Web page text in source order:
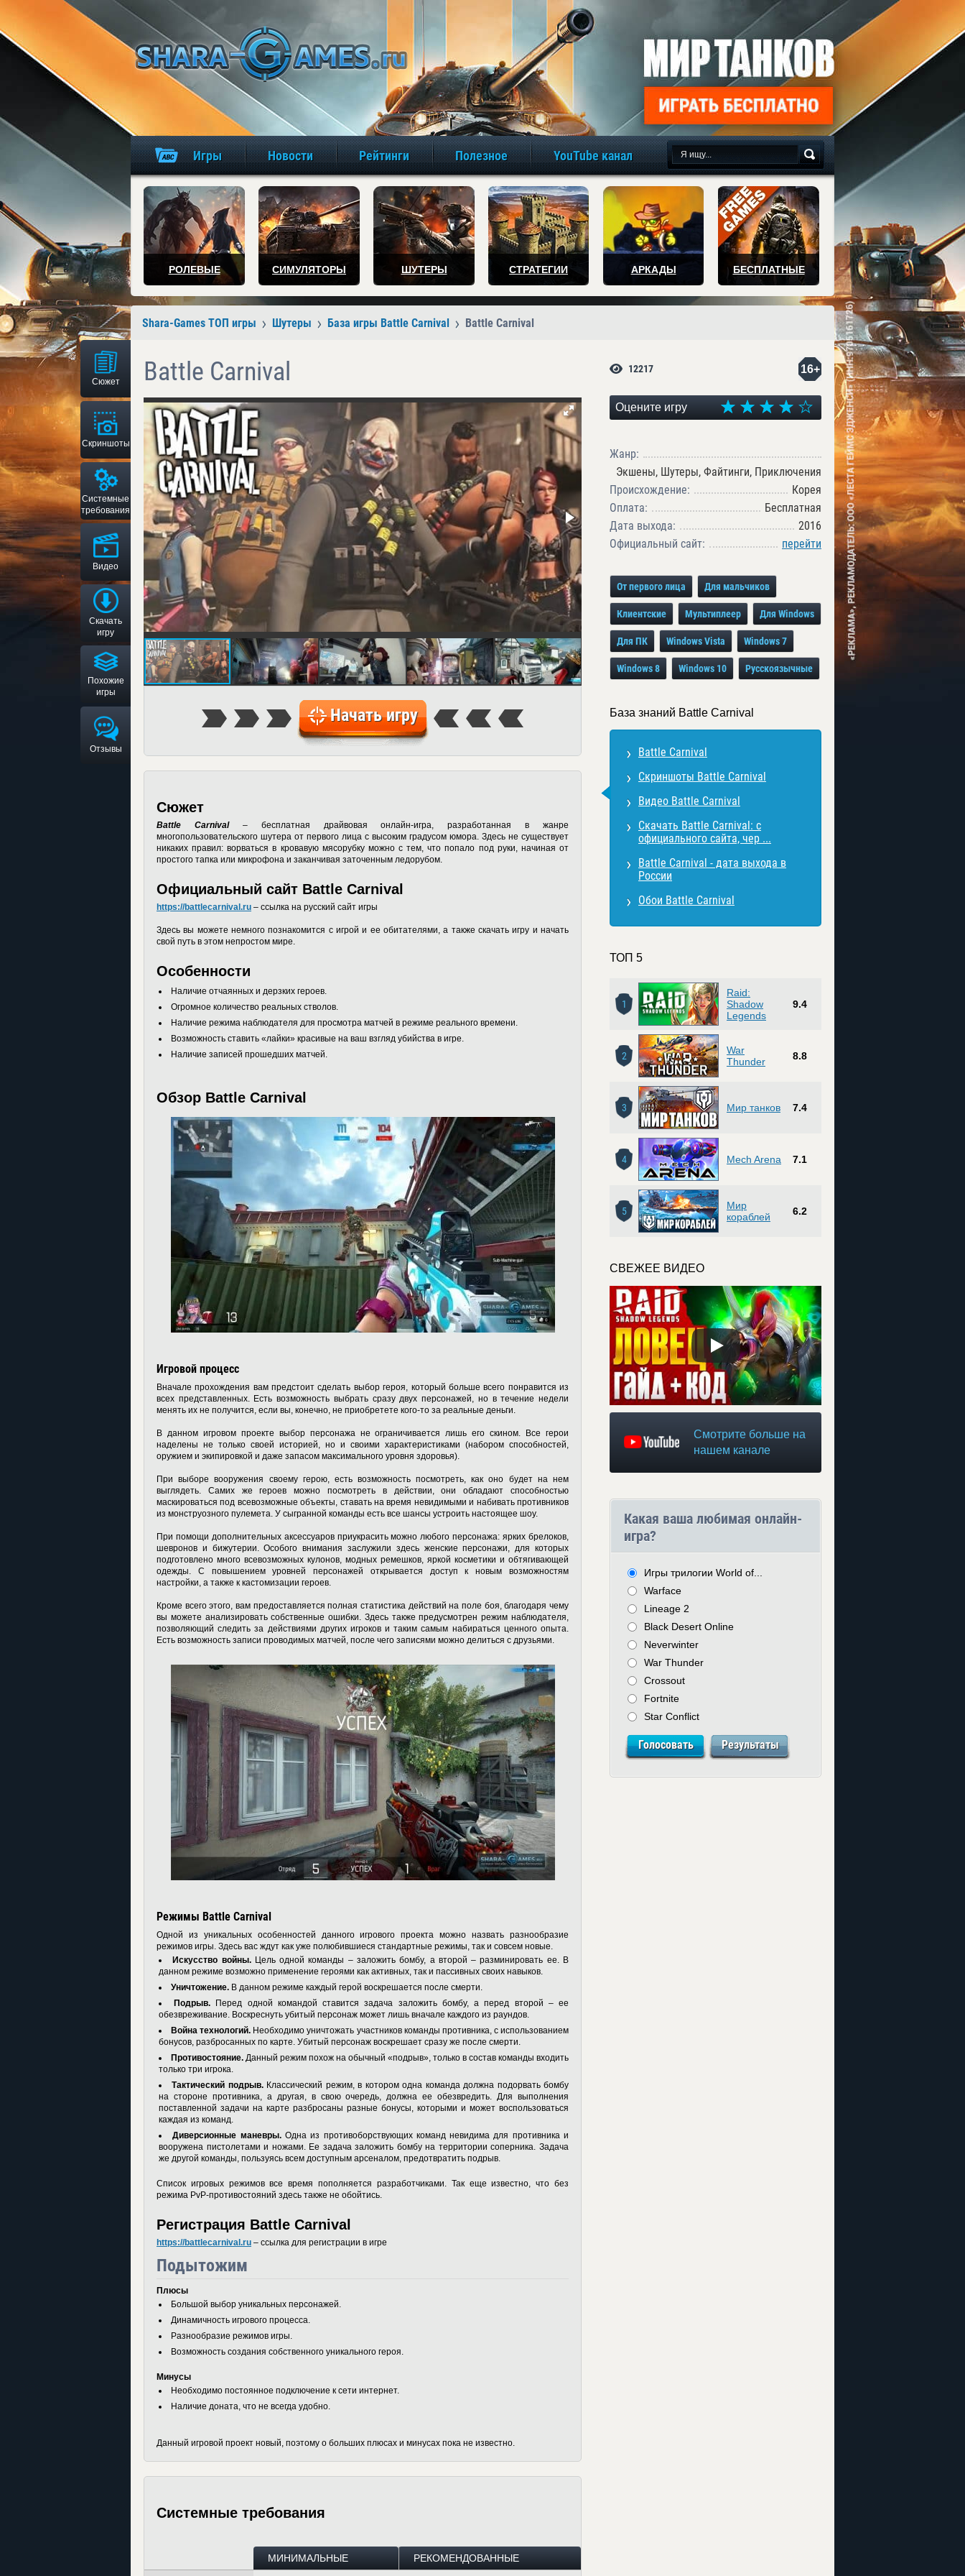
игры онлайн бесплатно
Игры Новости Рейтинги Полезное YouTube канал
РОЛЕВЫЕ СИМУЛЯТОРЫ ШУТЕРЫ СТРАТЕГИИ АРКАДЫ БЕСПЛАТНЫЕ
Shara-Games ТОП игры Шутеры База игры Battle Carnival Battle Carnival
Сюжет
Скриншоты
Системные
требования
Видео
Скачать
игру
Похожие
игры
Отзывы
Battle Carnival
Начать игру
Сюжет
Battle Carnival– бесплатная драйвовая онлайн-игра, разработанная в жанре
многопользовательского шутера от первого лица с высоким градусом юмора. Здесь не существует
никаких правил: ворваться в кровавую мясорубку можно с тем, что попало под руки, начиная от
простого тапка или микрофона и заканчивая заточенным ледорубом.
Официальный сайт Battle Carnival
https://battlecarnival.ru – ссылка на русский сайт игры
Здесь вы можете немного познакомится с игрой и ее обитателями, а также скачать игру и начать
свой путь в этом непростом мире.
Особенности
Наличие отчаянных и дерзких героев.
Огромное количество реальных стволов.
Наличие режима наблюдателя для просмотра матчей в режиме реального времени.
Возможность ставить «лайки» красивые на ваш взгляд убийства в игре.
Наличие записей прошедших матчей.
Обзор Battle Carnival
Игровой процесс
Вначале прохождения вам предстоит сделать выбор героя, который больше всего понравится из
всех представленных. Есть возможность выбрать сразу двух персонажей, но в течение недели
менять их не получится, если вы, конечно, не приобретете кого-то за реальные деньги.
В данном игровом проекте выбор персонажа не ограничивается лишь его скином. Все герои
наделены не только своей историей, но и своими характеристиками (набором способностей,
оружием и экипировкой и даже запасом максимального уровня здоровья).
При выборе вооружения своему герою, есть возможность посмотреть, как оно будет на нем
выглядеть. Самих же героев можно посмотреть в действии, они обладают способностью
маскироваться под всевозможные объекты, ставать на время невидимыми и набивать противников
из монструозного пулемета. У сыгранной команды есть все шансы устроить настоящее шоу.
При помощи дополнительных аксессуаров приукрасить можно любого персонажа: ярких брелоков,
шевронов и бижутерии. Особого внимания заслужили здесь женские персонажи, для которых
подготовлено много всевозможных кулонов, модных ремешков, яркой косметики и обтягивающей
одежды. С повышением уровней персонажей открывается доступ к новым возможностям
настройки, а также к кастомизации героев.
Кроме всего этого, вам предоставляется полная статистика действий на поле боя, благодаря чему
вы можете анализировать собственные ошибки. Здесь также предусмотрен режим наблюдателя,
позволяющий следить за действиями других игроков и таким самым набираться ценного опыта.
Есть возможность записи проводимых матчей, после чего записями можно делиться с друзьями.
Режимы Battle Carnival
Одной из уникальных особенностей данного игрового проекта можно назвать разнообразие
режимов игры. Здесь вас ждут как уже полюбившиеся стандартные режимы, так и совсем новые.
Искусство войны.Цель одной команды – заложить бомбу, а второй – разминировать ее. В
данном режиме возможно применение героями как активных, так и пассивных своих навыков.
Уничтожение. В данном режиме каждый герой воскрешается после смерти.
Подрыв. Перед одной командой ставится задача заложить бомбу, а перед второй – ее
обезвреживание. Воскреснуть убитый персонаж может лишь вначале каждого из раундов.
Война технологий. Необходимо уничтожать участников команды противника, с использованием
бонусов, разбросанных по карте. Убитый персонаж воскрешает сразу же после смерти.
Противостояние. Данный режим похож на обычный «подрыв», только в состав команды входить
только три игрока.
Тактический подрыв.Классический режим, в котором одна команда должна подорвать бомбу
на стороне противника, а другая, в свою очередь, должна ее обезвредить. Для выполнения
поставленной задачи на карте разбросаны разные бонусы, которыми и может воспользоваться
каждая из команд.
Диверсионные маневры.Одна из противоборствующих команд невидима для противника и
вооружена пистолетами и ножами. Ее задача заложить бомбу на территории соперника. Задача
же другой команды, пользуясь всем доступным арсеналом, предотвратить подрыв.
Список игровых режимов все время пополняется разработчиками. Так еще известно, что без
режима PvP-противостояний здесь также не обойтись.
Регистрация Battle Carnival
https://battlecarnival.ru – ссылка для регистрации в игре
Подытожим
Плюсы
Большой выбор уникальных персонажей.
Динамичность игрового процесса.
Разнообразие режимов игры.
Возможность создания собственного уникального героя.
Минусы
Необходимо постоянное подключение к сети интернет.
Наличие доната, что не всегда удобно.
Данный игровой проект новый, поэтому о больших плюсах и минусах пока не известно.
Системные требования
МИНИМАЛЬНЫЕ РЕКОМЕНДОВАННЫЕ
16+
12217
Оцените игру
Жанр:
Экшены, Шутеры, Файтинги, Приключения
Происхождение:
Корея
Оплата:
Бесплатная
Дата выхода:
2016
Официальный сайт:
перейти
От первого лица Для мальчиков
Клиентские Мультиплеер Для Windows
Для ПК Windows Vista Windows 7
Windows 8 Windows 10 Русскоязычные
База знаний Battle Carnival
Battle Carnival
Скриншоты Battle Carnival
Видео Battle Carnival
Скачать Battle Carnival: с
официального сайта, чер ...
Battle Carnival - дата выхода в
России
Обои Battle Carnival
ТОП 5
1
Raid:
Shadow
Legends
9.4
2
War
Thunder
8.8
3 Мир танков 7.4
4 Mech Arena 7.1
5
Мир
кораблей
6.2
СВЕЖЕЕ ВИДЕО
Смотрите больше на
нашем канале
Какая ваша любимая онлайн-
игра?
Игры трилогии World of...
Warface
Lineage 2
Black Desert Online
Neverwinter
War Thunder
Crossout
Fortnite
Star Conflict